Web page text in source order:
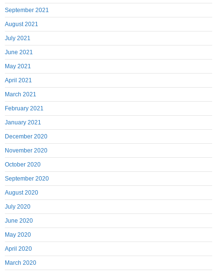
September 2021
August 2021
July 2021
June 2021
May 2021
April 2021
March 2021
February 2021
January 2021
December 2020
November 2020
October 2020
September 2020
August 2020
July 2020
June 2020
May 2020
April 2020
March 2020